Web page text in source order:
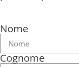
Nome
Cognome